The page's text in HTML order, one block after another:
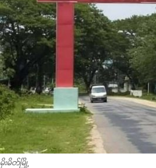
မိုးမိတ်မြို့